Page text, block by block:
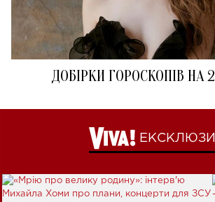
ДОБІРКИ ГОРОСКОПІВ НА